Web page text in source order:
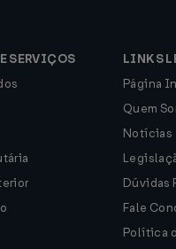
SERVIÇOS
LINKS
Página
Quem
Notícias
Dúvidas
Fale
Política